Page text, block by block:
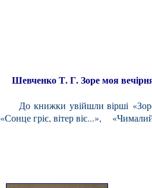
Шевченко Т. Г. Зоре моя
До книжки увійшли вірші
«Сонце гріє, вітер віє...»,